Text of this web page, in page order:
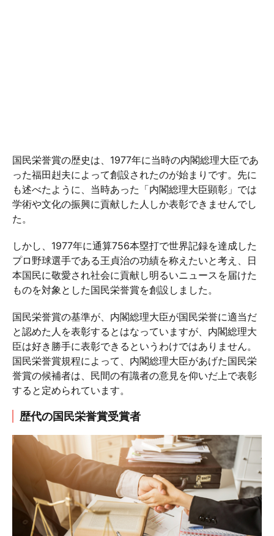
国民栄誉賞の歴史は、1977年に当時の内閣総理大臣であ
った福田赳夫によって創設されたのが始まりです。先に
も述べたように、当時あった「内閣総理大臣顕彰」では
学術や文化の振興に貢献した人しか表彰できませんでし
た。
しかし、1977年に通算756本塁打で世界記録を達成した
プロ野球選手である王貞治の功績を称えたいと考え、日
本国民に敬愛され社会に貢献し明るいニュースを届けた
ものを対象とした国民栄誉賞を創設しました。
国民栄誉賞の基準が、内閣総理大臣が国民栄誉に適当だ
と認めた人を表彰するとはなっていますが、内閣総理大
臣は好き勝手に表彰できるというわけではありません。
国民栄誉賞規程によって、内閣総理大臣があげた国民栄
誉賞の候補者は、民間の有識者の意見を仰いだ上で表彰
すると定められています。
歴代の国民栄誉賞受賞者